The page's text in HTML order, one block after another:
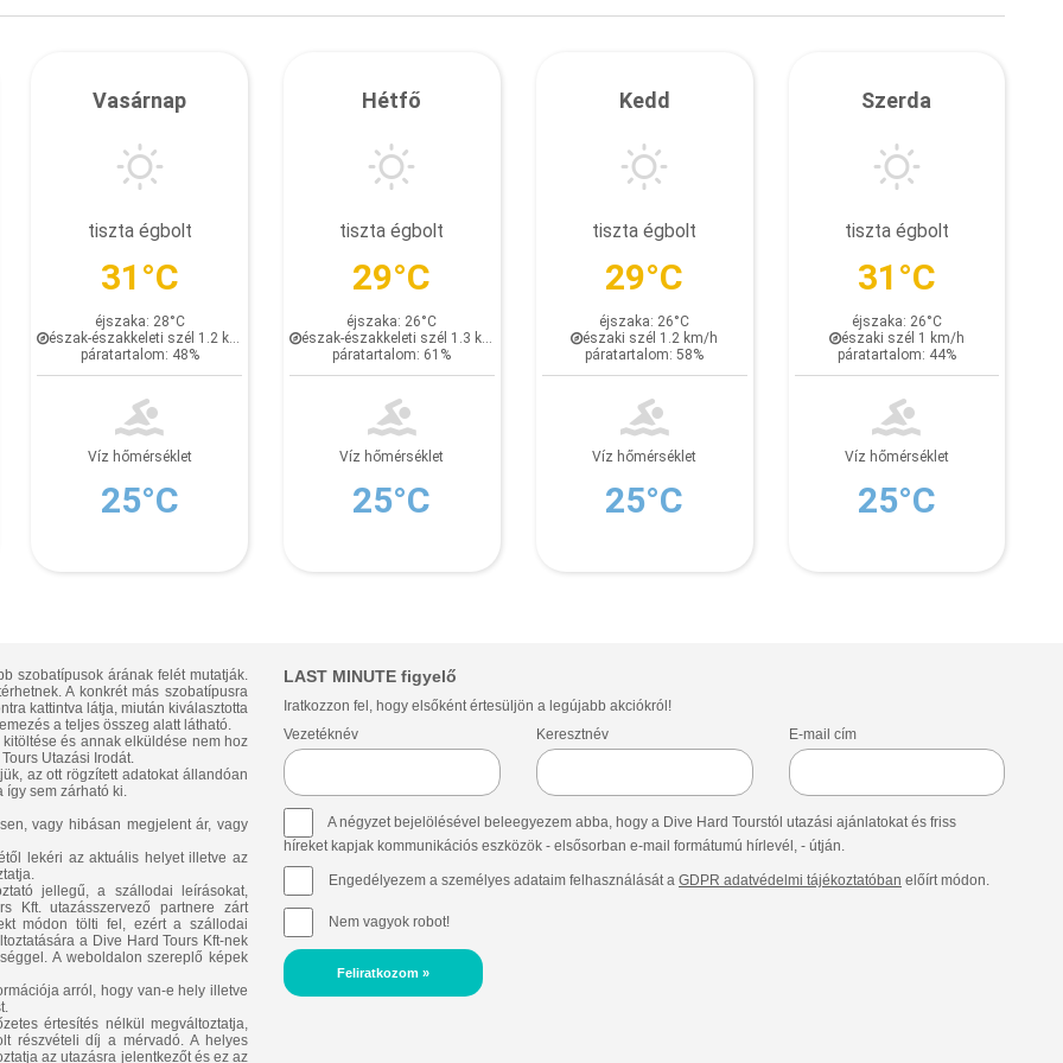
Vasárnap
tiszta égbolt
31°C
éjszaka: 28°C
észak-északkeleti szél 1.2 km/h
páratartalom: 48%
Víz hőmérséklet
25°C
Hétfő
tiszta égbolt
29°C
éjszaka: 26°C
észak-északkeleti szél 1.3 km/h
páratartalom: 61%
Víz hőmérséklet
25°C
Kedd
tiszta égbolt
29°C
éjszaka: 26°C
északi szél 1.2 km/h
páratartalom: 58%
Víz hőmérséklet
25°C
Szerda
tiszta égbolt
31°C
éjszaka: 26°C
északi szél 1 km/h
páratartalom: 44%
Víz hőmérséklet
25°C
LAST MINUTE figyelő
Iratkozzon fel, hogy elsőként értesüljön a legújabb akciókról!
Vezetéknév
Keresztnév E-mail cím
A négyzet bejelölésével beleegyezem abba, hogy a Dive Hard Tourstól utazási ajánlatokat és friss
híreket kapjak kommunikációs eszközök - elsősorban e-mail formátumú hírlevél, - útján.
Engedélyezem a személyes adataim felhasználását a GDPR adatvédelmi tájékoztatóban előírt módon.
Nem vagyok robot!
Feliratkozom »
szobatípusok árának felét mutatják.
A konkrét más szobatípusra
kattintva látja, miután kiválasztotta
a teljes összeg alatt látható.
és annak elküldése nem hoz
Utazási Irodát.
az ott rögzített adatokat állandóan
sem zárható ki.
vagy hibásan megjelent ár, vagy
lekéri az aktuális helyet illetve az
jellegű, a szállodai leírásokat,
Kft. utazásszervező partnere zárt
módon tölti fel, ezért a szállodai
a Dive Hard Tours Kft-nek
A weboldalon szereplő képek
arról, hogy van-e hely illetve
értesítés nélkül megváltoztatja,
részvételi díj a mérvadó. A helyes
az utazásra jelentkezőt és ez az